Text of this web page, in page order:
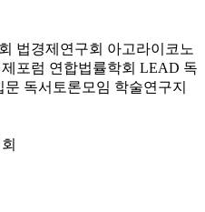
법경제연구회 아고라이코노
포럼 연합법률학회 LEAD 독
문 독서토론모임 학술연구지